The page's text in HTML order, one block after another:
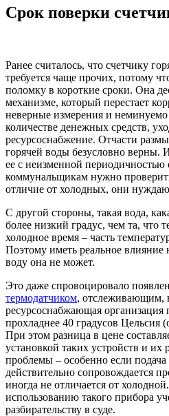
Срок поверки
Ранее считалось, что счетчику
требуется чаще прочих, потому
поломку в короткие сроки. Она
механизме, который перестает
неверные измерения и неминуемо
количестве денежных средств,
ресурсоснабжение. Отчасти
горячей воды безусловно верны.
ее с неизменной
коммунальщикам нужно
отличие от холодных, они
С другой стороны, такая вода,
более низкий градус, чем та, что
холодное время – часть
Поэтому иметь реальное влияние
воду она не может.
Это даже спровоцировало
термодатчиком, отслеживающим,
ресурсоснабжающая организация
прохладнее 40 градусов Цельсия
При этом разница в цене
установкой таких устройств и их
проблемы – особенно если
действительно сопровождается
иногда не отличается от
использованию такого прибора
разбирательству в суде.